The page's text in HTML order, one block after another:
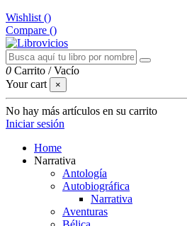
Wishlist ()
Compare ()
0 Carrito /Vacío
Your cart
×
No hay más artículos en su carrito
Iniciar sesión
Home
Narrativa
Antología
Autobiográfica
Narrativa
Aventuras